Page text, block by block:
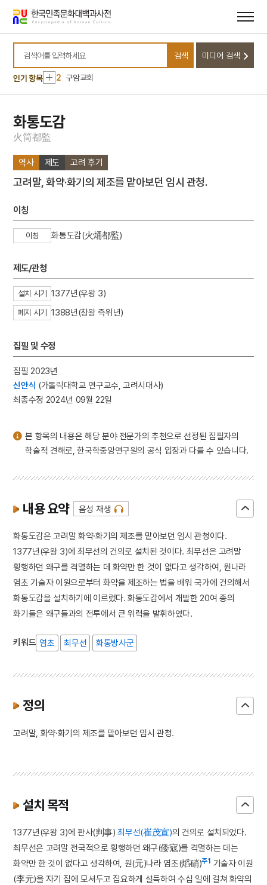
바로가기
바로가기
검색어를 입력하세요
검색 미디어 검색
인기 항목
10 기성기생양성소
1 금성대군
2 구암교회
3 신위
4
5
7
고조선
8 공빈추숭
10 기성기생양성소
1 금성대군
4 북조선임시인민위원회
5 이리역 폭발 사고
9 광평대군
10 기성기생양성소
화통도감
火筒都監
역사 제도 고려 후기
고려말, 화약·화기의 제조를 맡아보던 임시 관청.
이칭
이칭 화통도감(火㷁都監)
제도/관청
설치 시기 1377년(우왕 3)
폐지 시기 1388년(창왕 즉위년)
집필 및 수정
집필 2023년
신안식 (가톨릭대학교 연구교수, 고려시대사)
최종수정 2024년 09월 22일
본 항목의 내용은 해당 분야 전문가의 추천으로 선정된 집필자의
학술적 견해로, 한국학중앙연구원의 공식 입장과 다를 수 있습니다.
내용 요약 음성 재생
화통도감은 고려말 화약·화기의 제조를 맡아보던 임시 관청이다.
1377년(우왕 3)에 최무선의 건의로 설치된 것이다. 최무선은 고려말
횡행하던 왜구를 격멸하는 데 화약만 한 것이 없다고 생각하여, 원나라
염초 기술자 이원으로부터 화약을 제조하는 법을 배워 국가에 건의해서
화통도감을 설치하기에 이르렀다. 화통도감에서 개발한 20여 종의
화기들은 왜구들과의 전투에서 큰 위력을 발휘하였다.
키워드 염초 최무선 화통방사군
정의
고려말, 화약·화기의 제조를 맡아보던 임시 관청.
설치 목적
1377년(우왕 3)에 판사(判事)최무선(崔茂宣)의 건의로 설치되었다.
최무선은 고려말 전국적으로 횡행하던 왜구(倭寇)를 격멸하는 데는
화약만 한 것이 없다고 생각하여, 원(元)나라 염초(熖硝)주1 기술자 이원
(李元)을 자기 집에 모셔두고 집요하게 설득하여 수십 일에 걸쳐 화약의